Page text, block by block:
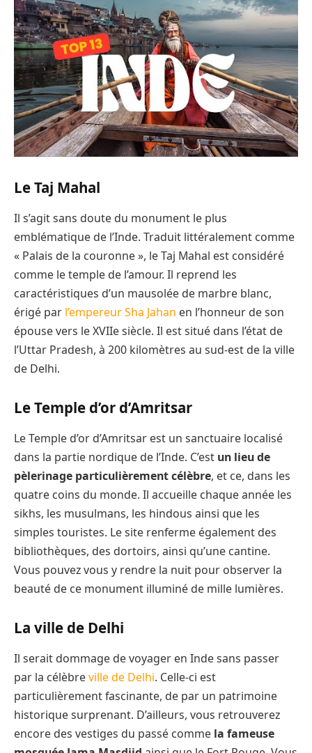
Le Taj Mahal
Il s’agit sans doute du monument le plus
emblématique de l’Inde. Traduit littéralement comme
« Palais de la couronne », le Taj Mahal est considéré
comme le temple de l’amour. Il reprend les
caractéristiques d’un mausolée de marbre blanc,
érigé par l’empereur Sha Jahan en l’honneur de son
épouse vers le XVIIe siècle. Il est situé dans l’état de
l’Uttar Pradesh, à 200 kilomètres au sud-est de la ville
de Delhi.
Le Temple d’or d’Amritsar
Le Temple d’or d’Amritsar est un sanctuaire localisé
dans la partie nordique de l’Inde. C’est un lieu de
pèlerinage particulièrement célèbre, et ce, dans les
quatre coins du monde. Il accueille chaque année les
sikhs, les musulmans, les hindous ainsi que les
simples touristes. Le site renferme également des
bibliothèques, des dortoirs, ainsi qu’une cantine.
Vous pouvez vous y rendre la nuit pour observer la
beauté de ce monument illuminé de mille lumières.
La ville de Delhi
Il serait dommage de voyager en Inde sans passer
par la célèbreville de Delhi. Celle-ci est
particulièrement fascinante, de par un patrimoine
historique surprenant. D’ailleurs, vous retrouverez
encore des vestiges du passé comme la fameuse